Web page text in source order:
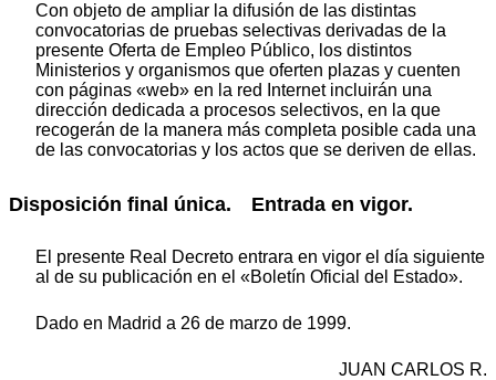
Con objeto de ampliar la difusión de las distintas
convocatorias de pruebas selectivas derivadas de la
presente Oferta de Empleo Público, los distintos
Ministerios y organismos que oferten plazas y cuenten
con páginas «web» en la red Internet incluirán una
dirección dedicada a procesos selectivos, en la que
recogerán de la manera más completa posible cada una
de las convocatorias y los actos que se deriven de ellas.
Disposición final única. Entrada en vigor.
El presente Real Decreto entrara en vigor el día siguiente
al de su publicación en el «Boletín Oficial del Estado».
Dado en Madrid a 26 de marzo de 1999.
JUAN CARLOS R.